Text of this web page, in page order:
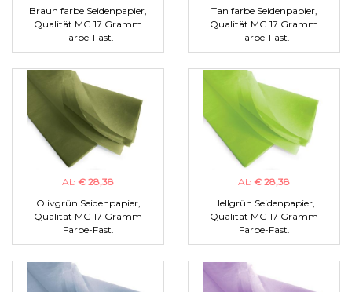
Braun farbe Seidenpapier,
Qualität MG 17 Gramm
Farbe-Fast.
Tan farbe Seidenpapier,
Qualität MG 17 Gramm
Farbe-Fast.
Ab € 28,38
Olivgrün Seidenpapier,
Qualität MG 17 Gramm
Farbe-Fast.
Ab € 28,38
Hellgrün Seidenpapier,
Qualität MG 17 Gramm
Farbe-Fast.